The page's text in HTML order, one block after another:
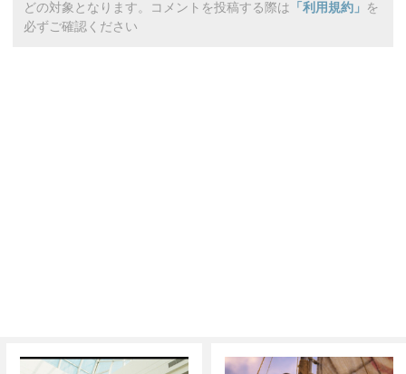
どの対象となります。コメントを投稿する際は 「利用規約」 を
必ずご確認ください